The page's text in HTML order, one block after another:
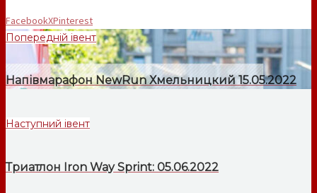
FacebookXPinterest
Попередній івент
Напівмарафон NewRun Хмельницкий 15.05.2022
Наступний івент
Триатлон Iron Way Sprint: 05.06.2022